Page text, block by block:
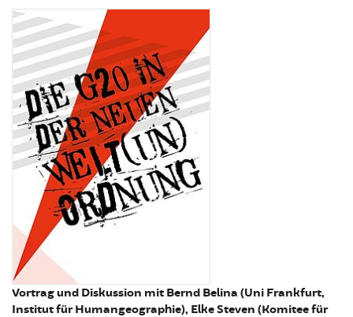
Vortrag und Diskussion mit Bernd Belina (Uni Frankfurt,
Institut für Humangeographie), Elke Steven (Komitee für